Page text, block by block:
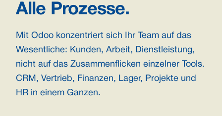
Alle Prozesse.
Mit Odoo konzentriert sich Ihr Team auf das
Wesentliche: Kunden, Arbeit, Dienstleistung,
nicht auf das Zusammenflicken einzelner Tools.
CRM, Vertrieb, Finanzen, Lager, Projekte und
HR in einem Ganzen.